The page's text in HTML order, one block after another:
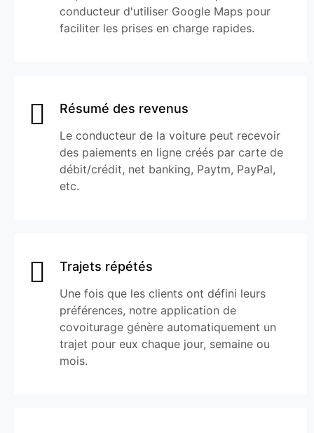
conducteur d'utiliser Google Maps pour
faciliter les prises en charge rapides.
Résumé des revenus
Le conducteur de la voiture peut recevoir
des paiements en ligne créés par carte de
débit/crédit, net banking, Paytm, PayPal,
etc.
Trajets répétés
Une fois que les clients ont défini leurs
préférences, notre application de
covoiturage génère automatiquement un
trajet pour eux chaque jour, semaine ou
mois.